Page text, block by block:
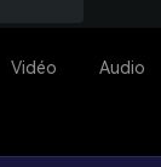
Vidéo Audio